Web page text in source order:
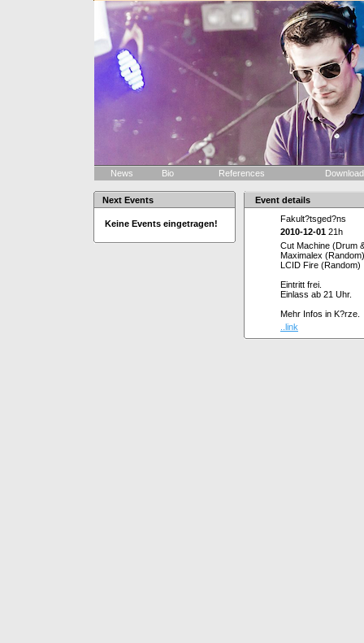
News Bio References
Next Events
Keine Events eingetragen!
Event details
Fakult?tsged?ns
2010-12-01 21h
Cut Machine (Drum
Maximalex (Random)
LCID Fire (Random)
Eintritt frei.
Einlass ab 21 Uhr.
Mehr Infos in K?rze.
..link